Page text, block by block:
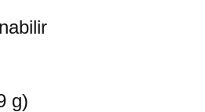
g)